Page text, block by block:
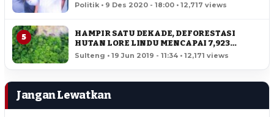
SULTENG
Politik • 9 Des 2020 - 18:00 • 12,717 views
5
HAMPIR SATU DEKADE, DEFORESTASI
HUTAN LORE LINDU MENCAPAI 7,923
HEKTAR
Sulteng • 19 Jun 2019 - 11:34 • 12,171 views
Jangan Lewatkan